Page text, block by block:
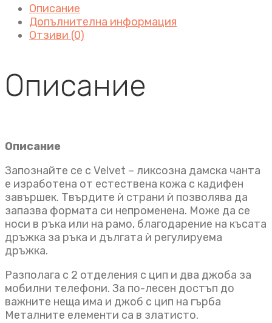
Описание
Допълнителна информация
Отзиви (0)
Описание
Описание
Запознайте се с Velvet – ликсозна дамска чанта
е изработена от естествена кожа с кадифен
завършек. Твърдите ѝ страни ѝ позволява да
запазва формата си непроменена. Може да се
носи в ръка или на рамо, благодарение на късата
дръжка за ръка и дългата ѝ регулируема
дръжка.
Разполага с 2 отделения с цип и два джоба за
мобилни телефони. За по-лесен достъп до
важните неща има и джоб с цип на гърба
Металните елементи са в златисто.